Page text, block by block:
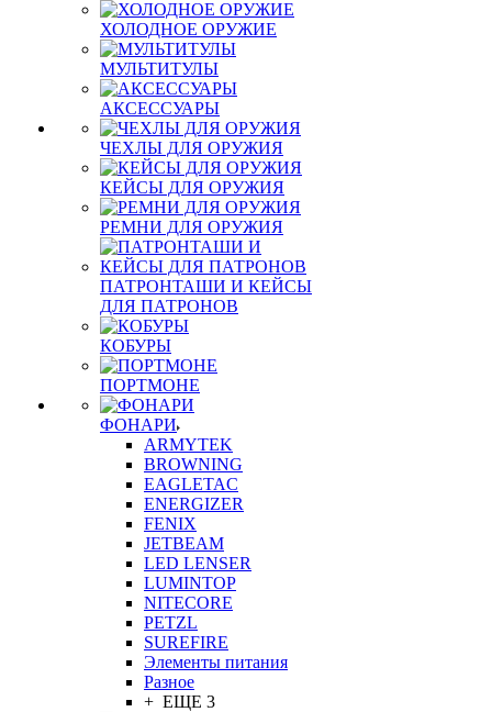
ХОЛОДНОЕ ОРУЖИЕ
МУЛЬТИТУЛЫ
АКСЕССУАРЫ
ЧЕХЛЫ ДЛЯ ОРУЖИЯ
КЕЙСЫ ДЛЯ ОРУЖИЯ
РЕМНИ ДЛЯ ОРУЖИЯ
ПАТРОНТАШИ И КЕЙСЫ
ДЛЯ ПАТРОНОВ
КОБУРЫ
ПОРТМОНЕ
ФОНАРИ
ARMYTEK
BROWNING
EAGLETAC
ENERGIZER
FENIX
JETBEAM
LED LENSER
LUMINTOP
NITECORE
PETZL
SUREFIRE
Элементы питания
Разное
+ ЕЩЕ 3